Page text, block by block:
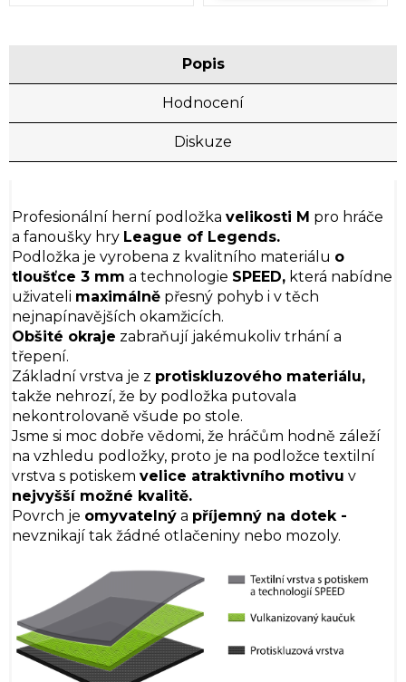
Popis
Hodnocení
Diskuze
Profesionální herní podložka velikosti M pro hráče
a fanoušky hry League of Legends.
Podložka je vyrobena z kvalitního materiálu o
tloušťce 3 mm a technologie SPEED, která nabídne
uživateli maximálně přesný pohyb i v těch
nejnapínavějších okamžicích.
Obšité okraje zabraňují jakémukoliv trhání a
třepení.
Základní vrstva je z protiskluzového materiálu,
takže nehrozí, že by podložka putovala
nekontrolovaně všude po stole.
Jsme si moc dobře vědomi, že hráčům hodně záleží
na vzhledu podložky, proto je na podložce textilní
vrstva s potiskem velice atraktivního motivu v
nejvyšší možné kvalitě.
Povrch je omyvatelný a příjemný na dotek -
nevznikají tak žádné otlačeniny nebo mozoly.